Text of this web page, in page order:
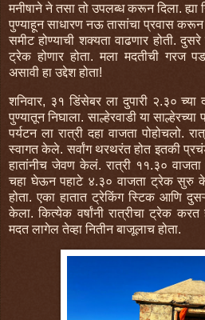
मनीषाने ने तसा तो उपलब्ध करून दिला. ह्या
पुण्याहून साधारण नऊ तासांचा प्रवास
समीट होण्याची शक्यता वाढणार होती.
ट्रेक होणार होता. मला मदतीची गरज
असावी हा उद्देश होता!
शनिवार, ३१ डिंसेबर ला दुपारी २.३०
पुण्यातून निघाला. साल्हेरवाडी या साल्हेरच्या
पर्यटन ला रात्री दहा वाजता पोहोचलो.
स्वागत केले. सर्वांग थरथरंत होत इतकी
हातांनीच जेवण केलं. रात्री ११.३०
चहा घेऊन पहाटे ४.३० वाजता ट्रेक सुरु
होता. एका हातात ट्रेकिंग स्टिक आणि
केला. कित्येक वर्षांनी रात्रीचा ट्रेक
मदत लागेल तेव्हा नितीन बाजूलाच होता.